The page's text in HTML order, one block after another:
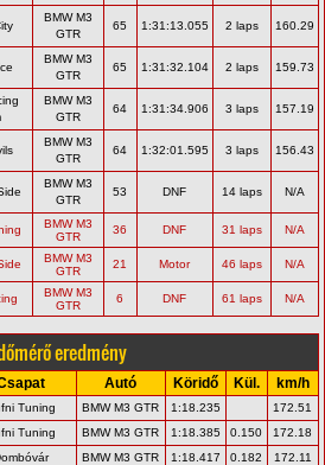
BMW M3
GTR
65 1:31:13.055 2 laps 160.29
BMW M3
GTR
65 1:31:32.104 2 laps 159.73
BMW M3
GTR
64 1:31:34.906 3 laps 157.19
BMW M3
GTR
64 1:32:01.595 3 laps 156.43
BMW M3
GTR
53 DNF 14 laps N/A
BMW M3
GTR
36 DNF 31 laps N/A
BMW M3
GTR
21 Motor 46 laps N/A
BMW M3
GTR
6 DNF 61 laps N/A
eredmény
Autó Köridő Kül. km/h
Tuning BMW M3 GTR 1:18.235
172.51
Tuning BMW M3 GTR 1:18.385 0.150
172.18
BMW M3 GTR 1:18.417 0.182
172.11